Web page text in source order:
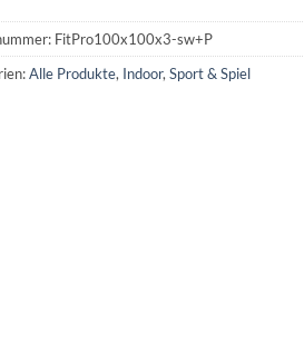
FitPro100x100x3-sw+P
Alle Produkte, Indoor, Sport & Spiel